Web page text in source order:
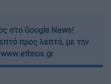
στο Google News!
προς λεπτό, με την